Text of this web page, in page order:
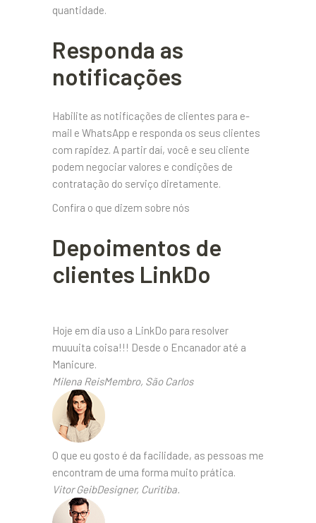
quantidade.
Responda as
notificações
Habilite as notificações de clientes para e-
mail e WhatsApp e responda os seus clientes
com rapidez. A partir daí, você e seu cliente
podem negociar valores e condições de
contratação do serviço diretamente.
Confira o que dizem sobre nós
Depoimentos de
clientes LinkDo
Hoje em dia uso a LinkDo para resolver
muuuita coisa!!! Desde o Encanador até a
Manicure.
Milena ReisMembro, São Carlos
O que eu gosto é da facilidade, as pessoas me
encontram de uma forma muito prática.
Vitor GeibDesigner, Curitiba.